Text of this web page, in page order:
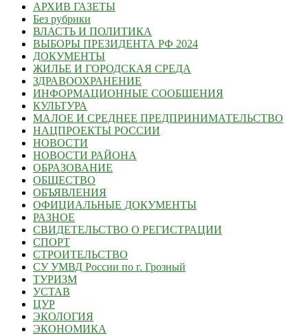
АРХИВ ГАЗЕТЫ
Без рубрики
ВЛАСТЬ И ПОЛИТИКА
ВЫБОРЫ ПРЕЗИДЕНТА РФ 2024
ДОКУМЕНТЫ
ЖИЛЬЕ И ГОРОДСКАЯ СРЕДА
ЗДРАВООХРАНЕНИЕ
ИНФОРМАЦИОННЫЕ СООБЩЕНИЯ
КУЛЬТУРА
МАЛОЕ И СРЕДНЕЕ ПРЕДПРИНИМАТЕЛЬСТВО
НАЦПРОЕКТЫ РОССИИ
НОВОСТИ
НОВОСТИ РАЙОНА
ОБРАЗОВАНИЕ
ОБЩЕСТВО
ОБЪЯВЛЕНИЯ
ОФИЦИАЛЬНЫЕ ДОКУМЕНТЫ
РАЗНОЕ
СВИДЕТЕЛЬСТВО О РЕГИСТРАЦИИ
СПОРТ
СТРОИТЕЛЬСТВО
СУ УМВД России по г. Грозный
ТУРИЗМ
УСТАВ
ЦУР
ЭКОЛОГИЯ
ЭКОНОМИКА